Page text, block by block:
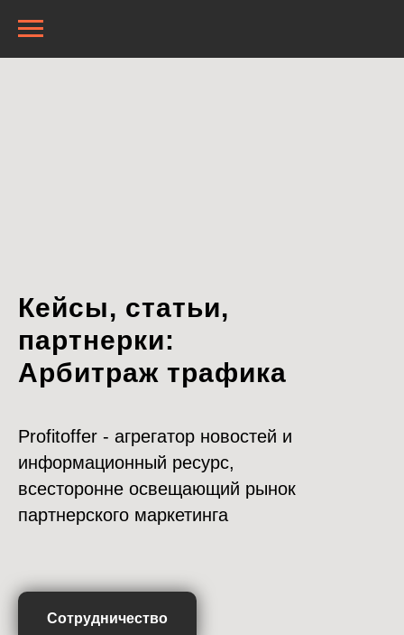
Кейсы, статьи,
партнерки:
Арбитраж трафика
Profitoffer - агрегатор новостей и
информационный ресурс,
всесторонне освещающий рынок
партнерского маркетинга
Сотрудничество